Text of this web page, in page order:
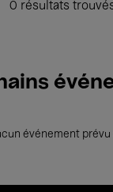
0 résultats
événement